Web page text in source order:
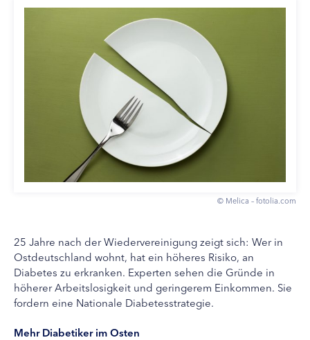
© Melica – fotolia.com
25 Jahre nach der Wiedervereinigung zeigt sich: Wer in
Ostdeutschland wohnt, hat ein höheres Risiko, an
Diabetes zu erkranken. Experten sehen die Gründe in
höherer Arbeitslosigkeit und geringerem Einkommen. Sie
fordern eine Nationale Diabetesstrategie.
Mehr Diabetiker im Osten